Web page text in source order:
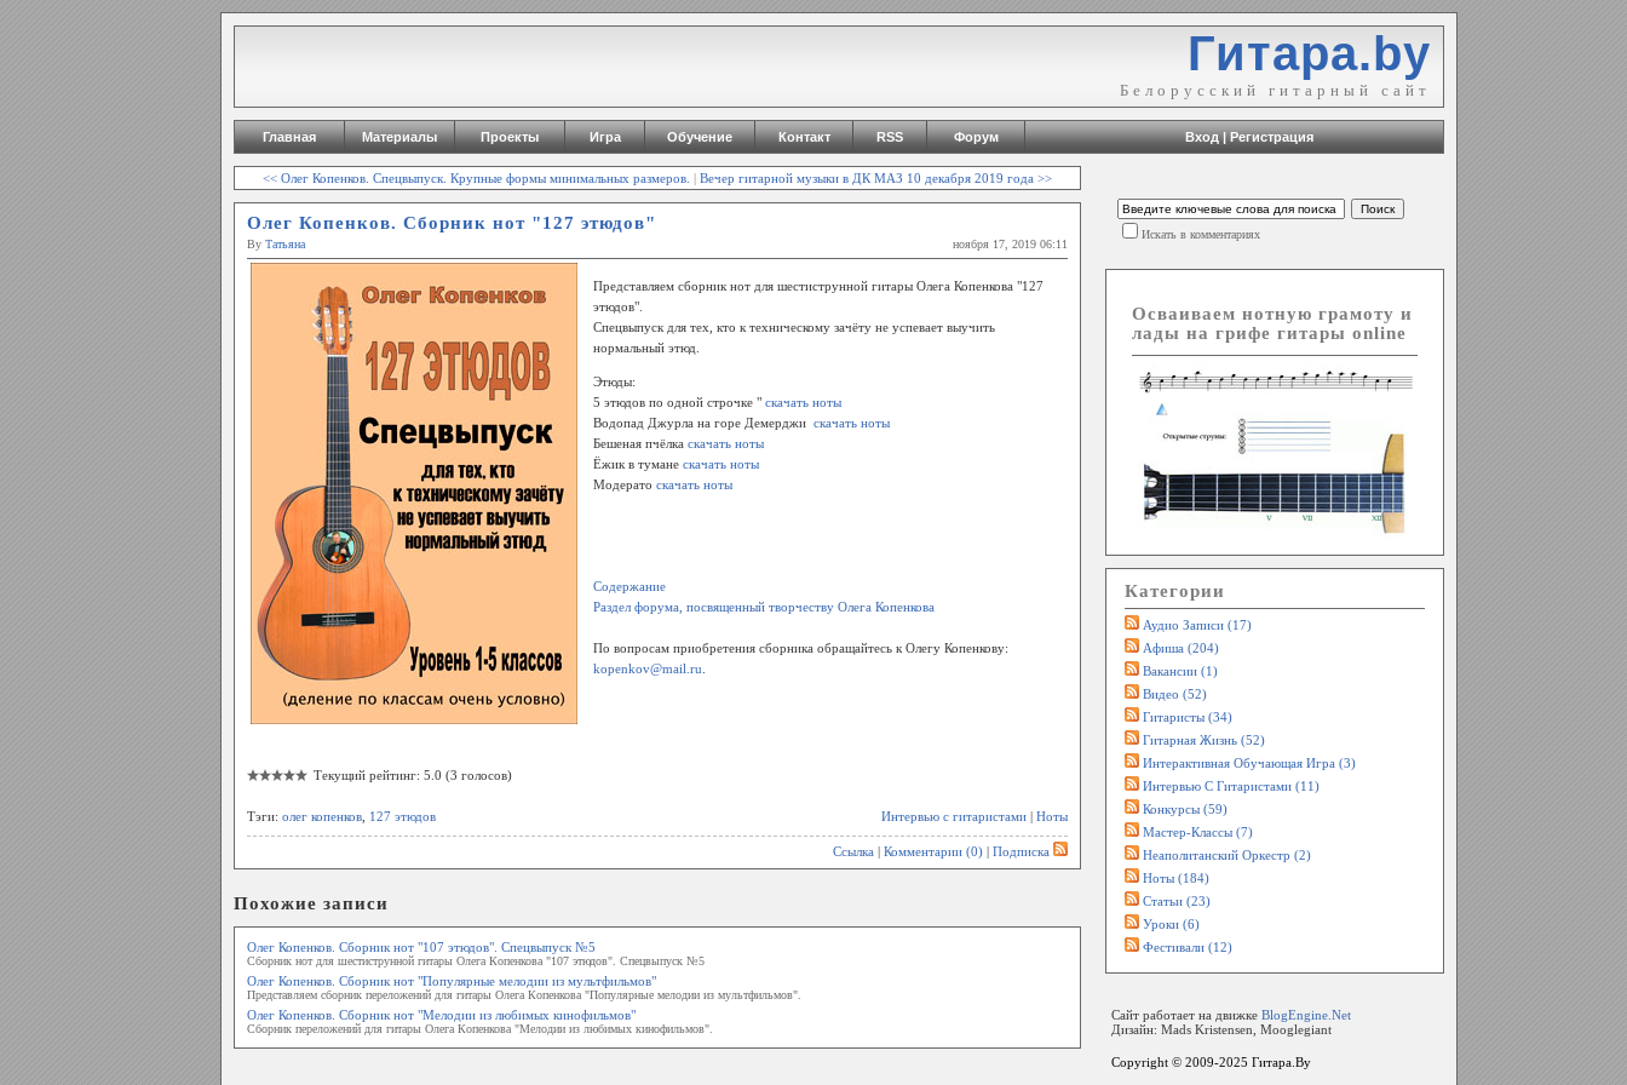
Гитара.by
Белорусский гитарный сайт
Главная Материалы Проекты Игра Обучение Контакт RSS Форум Вход|Регистрация
<< Олег Копенков. Спецвыпуск. Крупные формы минимальных размеров. | Вечер гитарной музыки в ДК МАЗ 10 декабря 2019 года >>
Олег Копенков. Сборник нот "127 этюдов"
By Татьяна ноября 17, 2019 06:11
Представляем сборник нот для шестиструнной гитары Олега Копенкова "127
этюдов".
Спецвыпуск для тех, кто к техническому зачёту не успевает выучить
нормальный этюд.
Этюды:
5 этюдов по одной строчке " скачать ноты
Водопад Джурла на горе Демерджи скачать ноты
Бешеная пчёлка скачать ноты
Ёжик в тумане скачать ноты
Модерато скачать ноты
Содержание
Раздел форума, посвященный творчеству Олега Копенкова
По вопросам приобретения сборника обращайтесь к Олегу Копенкову:
kopenkov@mail.ru
Текущий рейтинг: 5.0 (3 голосов)
Тэги: олег копенков 127 этюдов Интервью с гитаристами | Ноты
Ссылка | Комментарии (0) | Подписка
Похожие записи
Олег Копенков. Сборник нот "107 этюдов". Спецвыпуск №5
Сборник нот для шестиструнной гитары Олега Копенкова "107 этюдов". Спецвыпуск №5
Олег Копенков. Сборник нот "Популярные мелодии из мультфильмов"
Представляем сборник переложений для гитары Олега Копенкова "Популярные мелодии из мультфильмов".
Олег Копенков. Сборник нот "Мелодии из любимых кинофильмов"
Cборник переложений для гитары Олега Копенкова "Мелодии из любимых кинофильмов".
Искать в комментариях
Осваиваем нотную грамоту и
лады на грифе гитары online
Категории
Аудио Записи (17)
Афиша (204)
Вакансии (1)
Видео (52)
Гитаристы (34)
Гитарная Жизнь (52)
Интерактивная Обучающая Игра (3)
Интервью С Гитаристами (11)
Конкурсы (59)
Мастер-Классы (7)
Неаполитанский Оркестр (2)
Ноты (184)
Статьи (23)
Уроки (6)
Фестивали (12)
Сайт работает на движке BlogEngine.Net
Дизайн: Mads Kristensen, Mooglegiant
Copyright © 2009-2025 Гитара.By